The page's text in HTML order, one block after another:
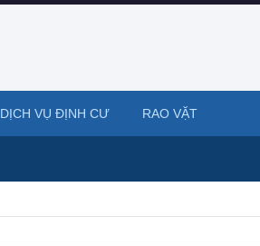
DỊCH VỤ ĐỊNH CƯ RAO VẶT